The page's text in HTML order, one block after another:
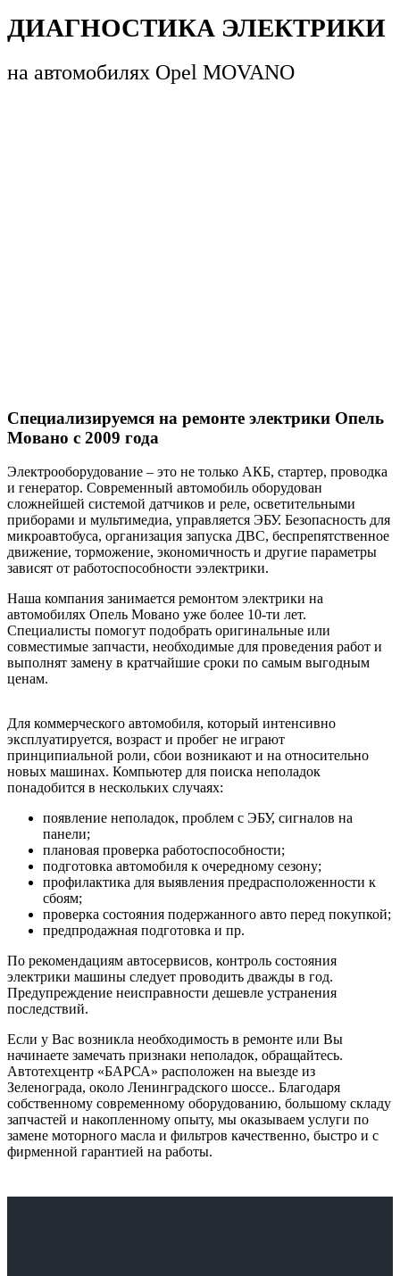
ДИАГНОСТИКА ЭЛЕКТРИКИ
на автомобилях Opel MOVANO
Специализируемся на ремонте электрики Опель
Мовано с 2009 года
Электрооборудование – это не только АКБ, стартер, проводка
и генератор. Современный автомобиль оборудован
сложнейшей системой датчиков и реле, осветительными
приборами и мультимедиа, управляется ЭБУ. Безопасность для
микроавтобуса, организация запуска ДВС, беспрепятственное
движение, торможение, экономичность и другие параметры
зависят от работоспособности ээлектрики.
Наша компания занимается ремонтом электрики на
автомобилях Опель Мовано уже более 10-ти лет.
Специалисты помогут подобрать оригинальные или
совместимые запчасти, необходимые для проведения работ и
выполнят замену в кратчайшие сроки по самым выгодным
ценам.
Для коммерческого автомобиля, который интенсивно
эксплуатируется, возраст и пробег не играют
принципиальной роли, сбои возникают и на относительно
новых машинах. Компьютер для поиска неполадок
понадобится в нескольких случаях:
появление неполадок, проблем с ЭБУ, сигналов на
панели;
плановая проверка работоспособности;
подготовка автомобиля к очередному сезону;
профилактика для выявления предрасположенности к
сбоям;
проверка состояния подержанного авто перед покупкой;
предпродажная подготовка и пр.
По рекомендациям автосервисов, контроль состояния
электрики машины следует проводить дважды в год.
Предупреждение неисправности дешевле устранения
последствий.
Если у Вас возникла необходимость в ремонте или Вы
начинаете замечать признаки неполадок, обращайтесь.
Автотехцентр «БАРСА» расположен на выезде из
Зеленограда, около Ленинградского шоссе.. Благодаря
собственному современному оборудованию, большому складу
запчастей и накопленному опыту, мы оказываем услуги по
замене моторного масла и фильтров качественно, быстро и с
фирменной гарантией на работы.